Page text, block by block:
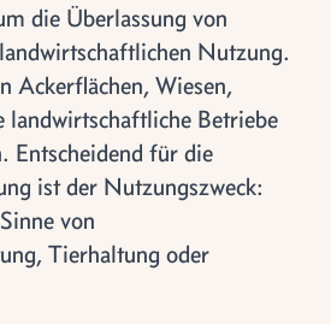
die Überlassung von
Nutzung.
Ackerflächen, Wiesen,
landwirtschaftliche Betriebe
Entscheidend für die
ist der Nutzungszweck:
von
Tierhaltung oder